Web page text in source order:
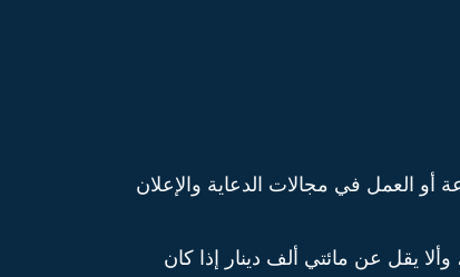
العمل في مجالات الدعاية والإعلان
يقل عن مائتي ألف دينار إذا كان